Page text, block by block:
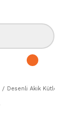
Desenli Akik Kütle